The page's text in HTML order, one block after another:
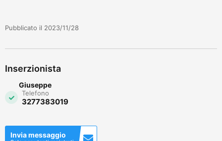
Pubblicato il 2023/11/28
Inserzionista
Giuseppe
Telefono
3277383019
Invia messaggio